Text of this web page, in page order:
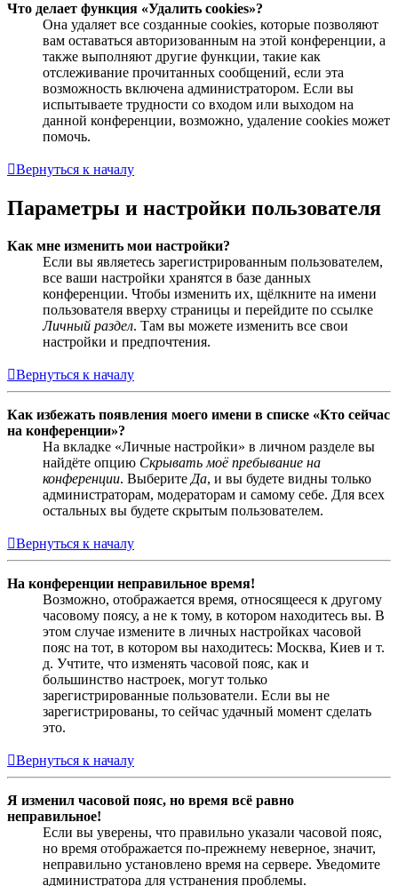
Что делает функция «Удалить cookies»?
Она удаляет все созданные cookies, которые позволяют
вам оставаться авторизованным на этой конференции, а
также выполняют другие функции, такие как
отслеживание прочитанных сообщений, если эта
возможность включена администратором. Если вы
испытываете трудности со входом или выходом на
данной конференции, возможно, удаление cookies может
помочь.
Вернуться к началу
Параметры и настройки пользователя
Как мне изменить мои настройки?
Если вы являетесь зарегистрированным пользователем,
все ваши настройки хранятся в базе данных
конференции. Чтобы изменить их, щёлкните на имени
пользователя вверху страницы и перейдите по ссылке
Личный раздел. Там вы можете изменить все свои
настройки и предпочтения.
Вернуться к началу
Как избежать появления моего имени в списке «Кто сейчас
на конференции»?
На вкладке «Личные настройки» в личном разделе вы
найдёте опцию Скрывать моё пребывание на
конференции. Выберите Да, и вы будете видны только
администраторам, модераторам и самому себе. Для всех
остальных вы будете скрытым пользователем.
Вернуться к началу
На конференции неправильное время!
Возможно, отображается время, относящееся к другому
часовому поясу, а не к тому, в котором находитесь вы. В
этом случае измените в личных настройках часовой
пояс на тот, в котором вы находитесь: Москва, Киев и т.
д. Учтите, что изменять часовой пояс, как и
большинство настроек, могут только
зарегистрированные пользователи. Если вы не
зарегистрированы, то сейчас удачный момент сделать
это.
Вернуться к началу
Я изменил часовой пояс, но время всё равно
неправильное!
Если вы уверены, что правильно указали часовой пояс,
но время отображается по-прежнему неверное, значит,
неправильно установлено время на сервере. Уведомите
администратора для устранения проблемы.